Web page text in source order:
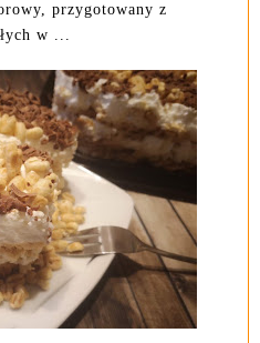
przygotowany z
w ...